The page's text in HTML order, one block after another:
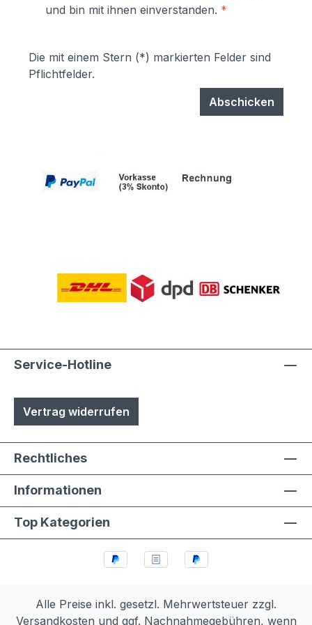
können einfach selbst ausgetauscht
Ausrichtung nach Montage bzw.
Austuasch im Falle einer Beschädigung
und bin mit ihnen einverstanden. *
Die mit einem Stern (*) markierten Felder sind
Pflichtfelder.
Abschicken
Service-Hotline
Vertrag widerrufen
Rechtliches
Informationen
Top Kategorien
Alle Preise inkl. gesetzl. Mehrwertsteuer zzgl.
Versandkosten und ggf. Nachnahmegebühren, wenn